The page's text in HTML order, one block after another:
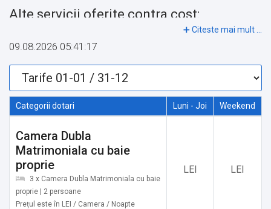
Alte servicii oferite contra cost:
09.08.2026 05:41:17
Categorii dotari Luni - Joi Weekend
Camera Dubla
Matrimoniala cu baie
proprie
3 x Camera Dubla Matrimoniala cu baie
proprie | 2 persoane
Prețul este în LEI / Camera / Noapte
LEI LEI